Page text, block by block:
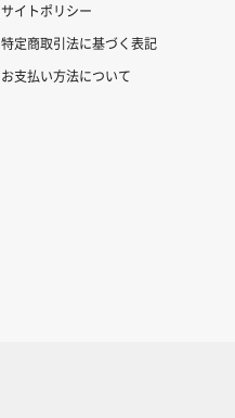
サイトポリシー
特定商取引法に基づく表記
お支払い方法について